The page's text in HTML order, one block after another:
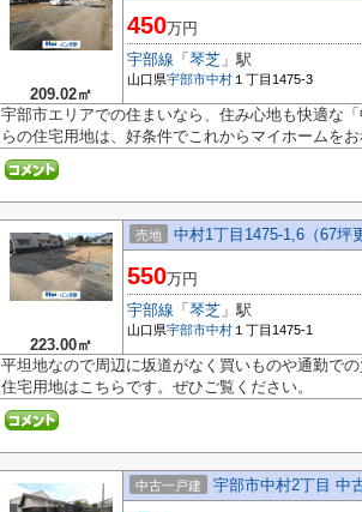
209.02㎡
450万円
宇部線 「 琴芝 」駅
山口県宇部市中村 １丁目1475-3
宇部市エリアでの住まいなら、住み心地も快適な
らの住宅用地は、好条件でこれからマイホームを
223.00㎡
売地 中村1丁目1475-1,6（67坪
550万円
宇部線 「 琴芝 」駅
山口県宇部市中村 １丁目1475-1
平坦地なので周辺に坂道がなく買いものや通勤で
住宅用地はこちらです。ぜひご覧ください。
中古一戸建 宇部市中村2丁目 中